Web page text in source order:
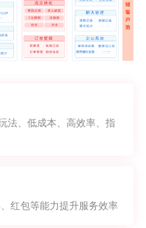
法、低成本、高效率、指
红包等能力提升服务效率